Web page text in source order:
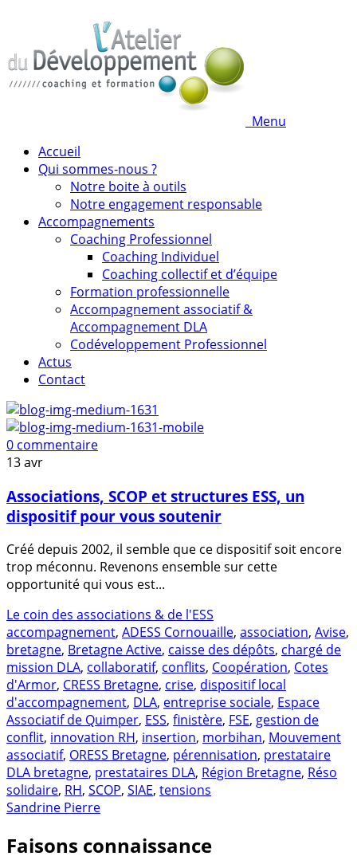
Menu
Accueil
Qui sommes-nous ?
Notre boite à outils
Notre engagement responsable
Accompagnements
Coaching Professionnel
Coaching Individuel
Coaching collectif et d’équipe
Formation professionnelle
Accompagnement associatif &
Accompagnement DLA
Codéveloppement Professionnel
Actus
Contact
0 commentaire
13avr
Associations, SCOP et structures ESS, un
dispositif pour vous soutenir
Créé depuis 2002, il semble que ce dispositif soit encore
trop méconnu. Revenons ensemble sur cette
opportunité qui vous est...
Le coin des associations & de l'ESS
accompagnement, ADESS Cornouaille, association, Avise,
bretagne, Bretagne Active, caisse des dépôts, chargé de
mission DLA, collaboratif, conflits, Coopération, Cotes
d'Armor, CRESS Bretagne, crise, dispositif local
d'accompagnement, DLA, entreprise sociale, Espace
Associatif de Quimper, ESS, finistère, FSE, gestion de
conflit, innovation RH, insertion, morbihan, Mouvement
associatif, ORESS Bretagne, pérennisation, prestataire
DLA bretagne, prestataires DLA, Région Bretagne, Réso
solidaire, RH, SCOP, SIAE, tensions
Sandrine Pierre
Faisons connaissance